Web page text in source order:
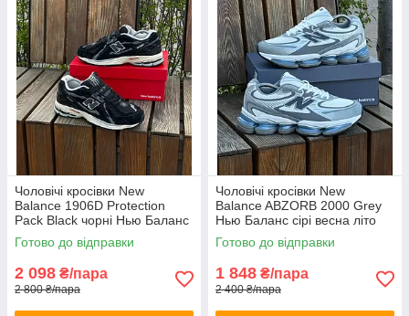
Чоловічі кросівки New
Balance 1906D Protection
Pack Black чорні Нью Баланс
замшеві весна літо
демісезонні
Готово до відправки
2 098 ₴/пара
2 800 ₴/пара
Чоловічі кросівки New
Balance ABZORB 2000 Grey
Нью Баланс сірі весна літо
Готово до відправки
1 848 ₴/пара
2 400 ₴/пара